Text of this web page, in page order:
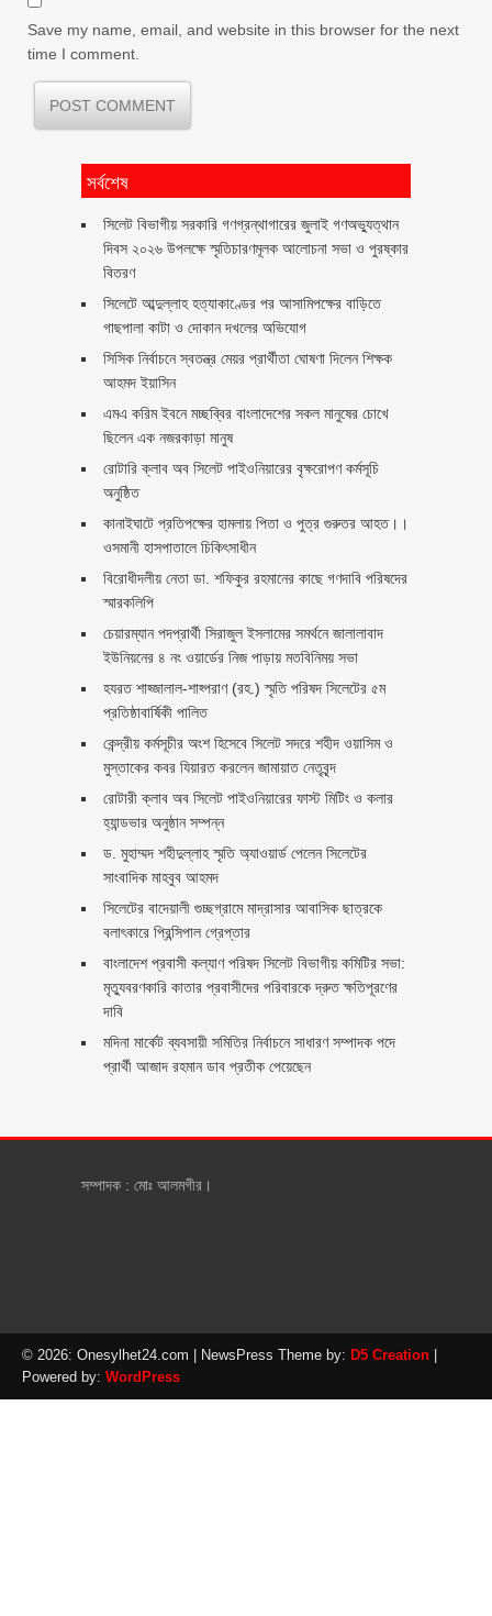
Save my name, email, and website in this browser for the next
time I comment.
সর্বশেষ
সিলেট বিভাগীয় সরকারি গণগ্রন্থাগারের জুলাই গণঅভ্যুত্থান
দিবস ২০২৬ উপলক্ষে স্মৃতিচারণমূলক আলোচনা সভা ও পুরষ্কার
বিতরণ ‎ ‎
সিলেটে আব্দুল্লাহ হত্যাকাণ্ডের পর আসামিপক্ষের বাড়িতে
গাছপালা কাটা ও দোকান দখলের অভিযোগ
সিসিক নির্বাচনে স্বতন্ত্র মেয়র প্রার্থীতা ঘোষণা দিলেন শিক্ষক
আহমদ ইয়াসিন
এমএ করিম ইবনে মচ্ছব্বির বাংলাদেশের সকল মানুষের চোখে
ছিলেন এক নজরকাড়া মানুষ ‎
রোটারি ক্লাব অব সিলেট পাইওনিয়ারের বৃক্ষরোপণ কর্মসূচি
অনুষ্ঠিত
কানাইঘাটে প্রতিপক্ষের হামলায় পিতা ও পুত্র গুরুতর আহত।।
ওসমানী হাসপাতালে চিকিৎসাধীন
বিরোধীদলীয় নেতা ডা. শফিকুর রহমানের কাছে গণদাবি পরিষদের
স্মারকলিপি ‎
চেয়ারম্যান পদপ্রার্থী সিরাজুল ইসলামের সমর্থনে জালালাবাদ
ইউনিয়নের ৪ নং ওয়ার্ডের নিজ পাড়ায় মতবিনিময় সভা
হযরত শাহ্জালাল-শাহ্পরাণ (রহ.) স্মৃতি পরিষদ সিলেটের ৫ম
প্রতিষ্ঠাবার্ষিকী পালিত ‎​
কেন্দ্রীয় কর্মসূচীর অংশ হিসেবে সিলেট সদরে শহীদ ওয়াসিম ও
মুস্তাকের কবর যিয়ারত করলেন জামায়াত নেতৃবৃন্দ ‎
রোটারী ক্লাব অব সিলেট পাইওনিয়ারের ফাস্ট মিটিং ও কলার
হ্যান্ডভার অনুষ্ঠান সম্পন্ন
ড. মুহাম্মদ শহীদুল্লাহ স্মৃতি অ্যাওয়ার্ড পেলেন সিলেটের
সাংবাদিক মাহবুব আহমদ
সিলেটের বাদেয়ালী গুচ্ছগ্রামে মাদ্রাসার আবাসিক ছাত্রকে
বলাৎকারে প্রিন্সিপাল গ্রেপ্তার ‎
বাংলাদেশ প্রবাসী কল্যাণ পরিষদ সিলেট বিভাগীয় কমিটির সভা:
মৃত্যুবরণকারি কাতার প্রবাসীদের পরিবারকে দ্রুত ক্ষতিপূরণের
দাবি
মদিনা মার্কেট ব্যবসায়ী সমিতির নির্বাচনে সাধারণ সম্পাদক পদে
প্রার্থী আজাদ রহমান ডাব প্রতীক পেয়েছেন ‎
সম্পাদক : মোঃ আলমগীর।
© 2026: Onesylhet24.com | NewsPress Theme by: D5 Creation
Powered by: WordPress